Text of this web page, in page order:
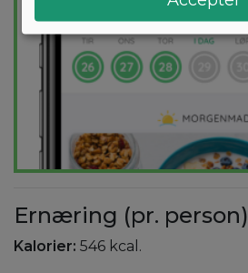
Ernæring (pr. person)
Kalorier: 546 kcal.